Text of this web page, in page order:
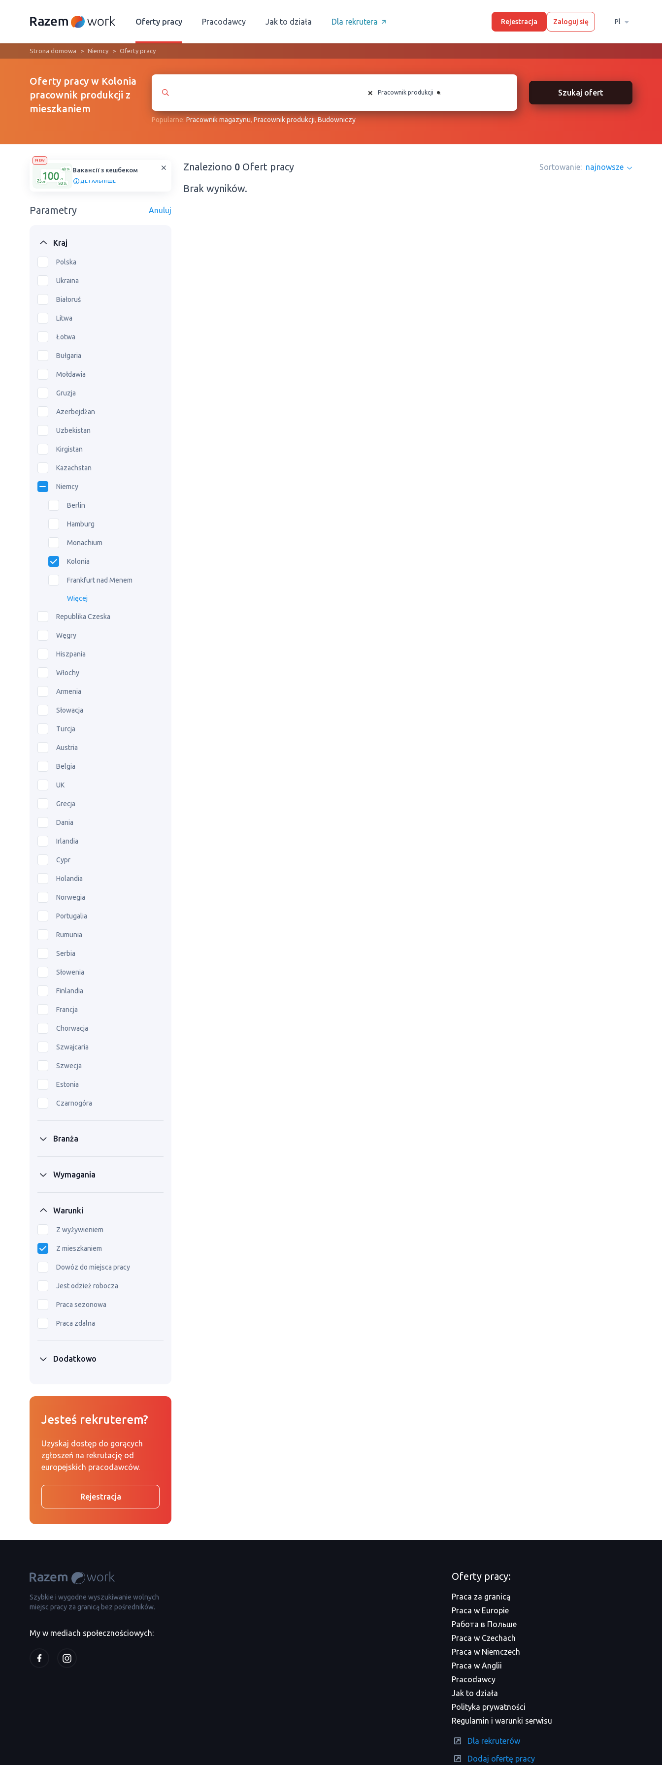
Oferty pracy Pracodawcy Jak to działa Dla rekrutera Rejestracja Zaloguj się Pl
Strona domowa Niemcy Oferty pracy
Oferty pracy w Kolonia
pracownik produkcji z
mieszkaniem
× ×
Pracownik produkcji Szukaj ofert
Popularne:Рracownik magazynu,Pracownik produkcji,Budowniczy
NEW
Вакансії з кешбеком
ДЕТАЛЬНІШЕ
Parametry Anuluj
Kraj
Polska
Ukraina
Białoruś
Litwa
Łotwa
Bułgaria
Mołdawia
Gruzja
Azerbejdżan
Uzbekistan
Kirgistan
Kazachstan
Niemcy
Berlin
Hamburg
Monachium
Kolonia
Frankfurt nad Menem
Więcej
Republika Czeska
Węgry
Hiszpania
Włochy
Armenia
Słowacja
Turcja
Austria
Belgia
UK
Grecja
Dania
Irlandia
Cypr
Holandia
Norwegia
Portugalia
Rumunia
Serbia
Słowenia
Finlandia
Francja
Chorwacja
Szwajcaria
Szwecja
Estonia
Czarnogóra
Branża
Wymagania
Warunki
Z wyżywieniem
Z mieszkaniem
Dowóz do miejsca pracy
Jest odzież robocza
Praca sezonowa
Praca zdalna
Dodatkowo
Jesteś rekruterem?
Uzyskaj dostęp do gorących
zgłoszeń na rekrutację od
europejskich pracodawców.
Rejestracja
Znaleziono 0 Ofert pracy Sortowanie: najnowsze
Brak wyników.
Szybkie i wygodne wyszukiwanie wolnych
miejsc pracy za granicą bez pośredników.
My w mediach społecznościowych:
Oferty pracy:
Praca za granicą
Praca w Europie
Работа в Польше
Praca w Czechach
Praca w Niemczech
Praca w Anglii
Pracodawcy
Jak to działa
Polityka prywatności
Regulamin i warunki serwisu
Dla rekruterów
Dodaj ofertę pracy